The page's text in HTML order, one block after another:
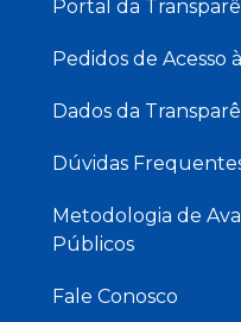
Portal da
Pedidos de Acesso
Dados da
Dúvidas
Metodologia de
Públicos
Fale Conosco